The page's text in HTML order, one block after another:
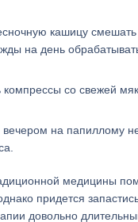
кашицу
на день
компрессы со свежей
вечером на папиллому
медицины
придется
довольно